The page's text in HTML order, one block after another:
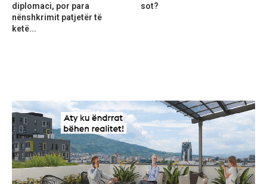
diplomaci, por para
nënshkrimit patjetër të
ketë...
sot?